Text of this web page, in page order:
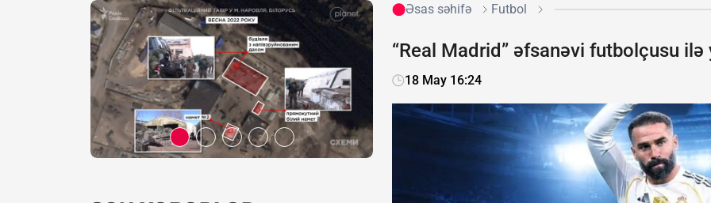
Əsas səhifə Futbol
“Real Madrid” əfsanəvi futbolçusu ilə
18 May 16:24